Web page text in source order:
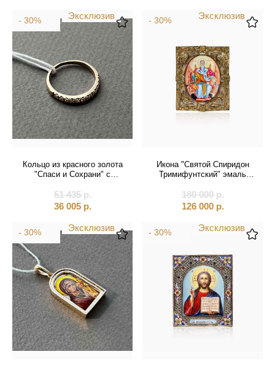
Эксклюзив
- 30%
Кольцо из красного золота
"Спаси и Сохрани" с
51 435р.
36 005 р.
Эксклюзив
- 30%
Икона "Святой Спиридон
Тримифунтский" эмаль
180 000р.
126 000 р.
Эксклюзив
- 30% Эксклюзив
- 30%